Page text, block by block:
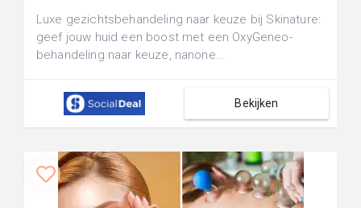
Luxe gezichtsbehandeling naar keuze bij Skinature:
geef jouw huid een boost met een OxyGeneo-
behandeling naar keuze, nanone...
Bekijken